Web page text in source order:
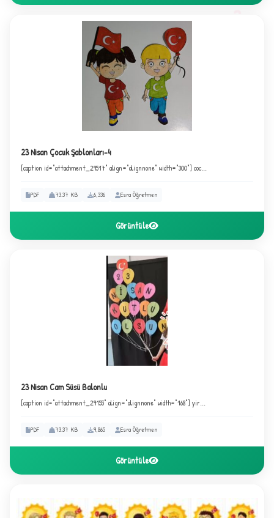
3
23 Nisan Çocuk Şablonları-4
[caption id="attachment_29517" align="alignnone" width="300"] coc...
PDF 73.37 KB 6,336 Esra Öğretmen
Görüntüle
23 Nisan Cam Süsü Balonlu
[caption id="attachment_29155" align="alignnone" width="168"] yir...
PDF 73.37 KB 9,865 Esra Öğretmen
Görüntüle